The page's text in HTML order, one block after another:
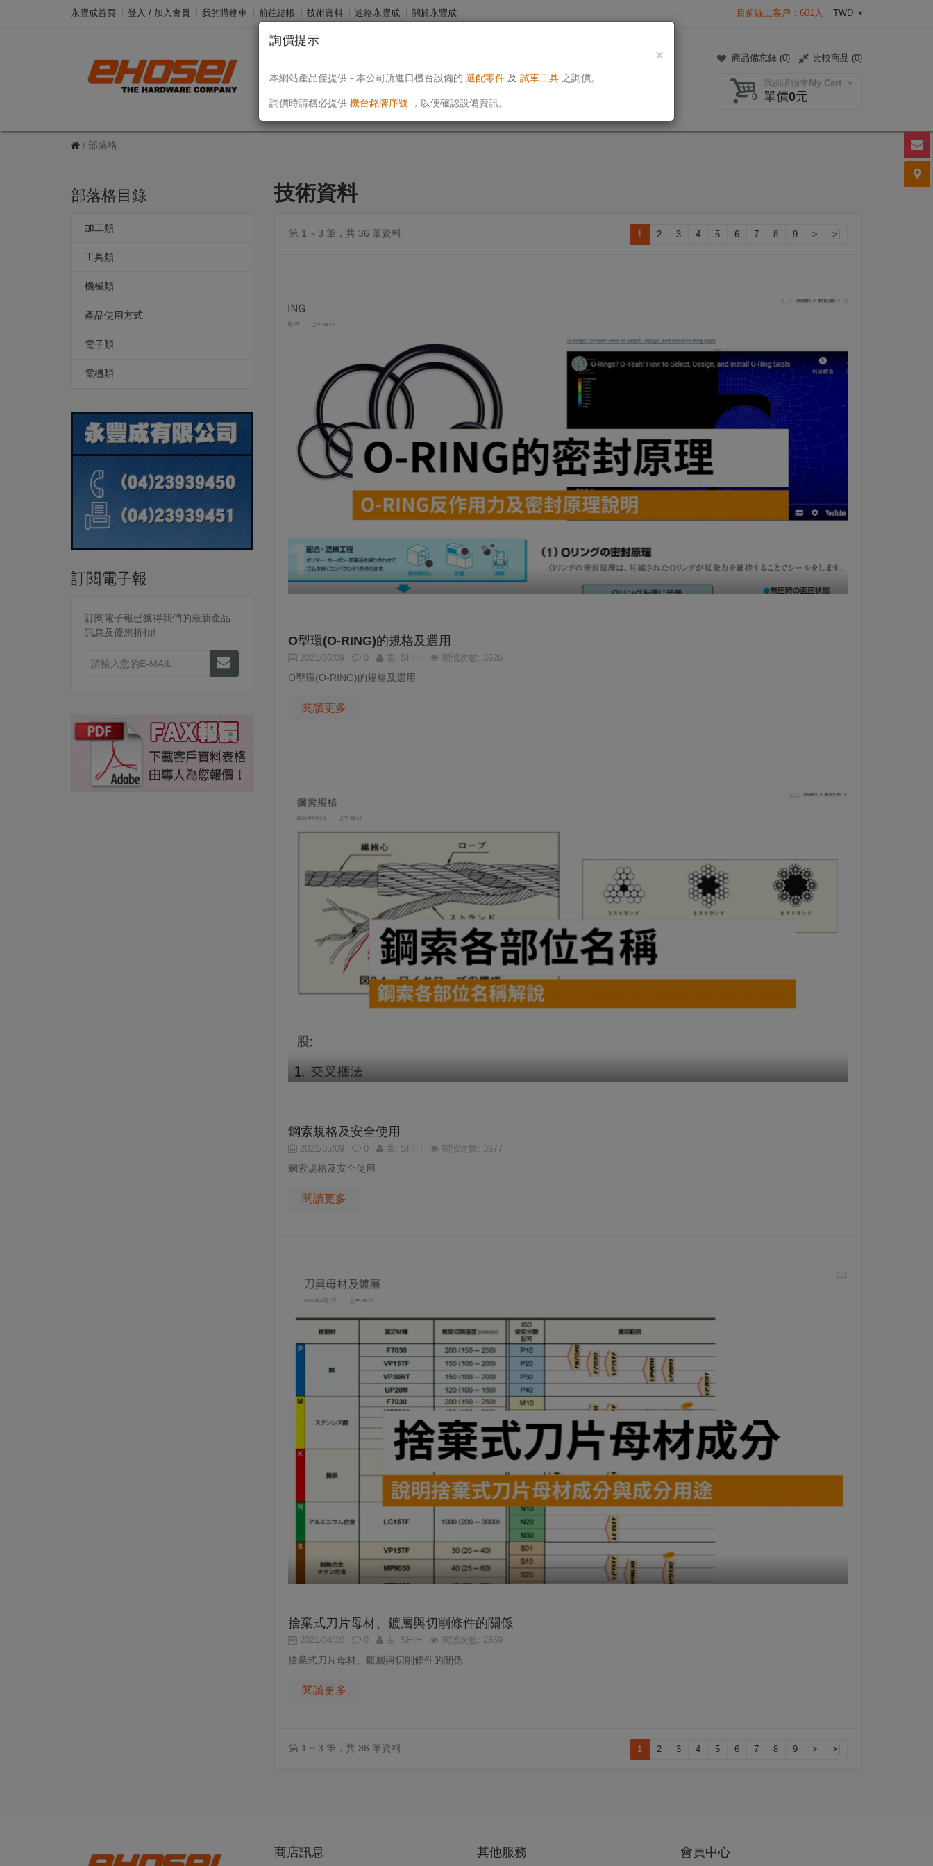
永豐成首頁 登入 / 加入會員 我的購物車 前往結帳 技術資料 連絡永豐成 關於永豐成 目前線上客戶：601人 TWD
永豐成有限公司 商品備忘錄 (0) 比較商品 (0)
我的購物車My Cart
0
單價0元
部落格
部落格目錄
加工類
工具類
機械類
產品使用方式
電子類
電機類
訂閱電子報
訂閱電子報已獲得我們的最新產品
訊息及優惠折扣!
技術資料
第 1 ~ 3 筆，共 36 筆資料 1 2 3 4 5 6 7 8 9 > >|
O型環(O-RING)的規格及選用
2021/05/09 0 由: SHIH 閱讀次數: 3626
O型環(O-RING)的規格及選用
閱讀更多
鋼索規格及安全使用
2021/05/09 0 由: SHIH 閱讀次數: 3677
鋼索規格及安全使用
閱讀更多
捨棄式刀片母材、鍍層與切削條件的關係
2021/04/10 0 由: SHIH 閱讀次數: 2859
捨棄式刀片母材、鍍層與切削條件的關係
閱讀更多
第 1 ~ 3 筆，共 36 筆資料 1 2 3 4 5 6 7 8 9 > >|
商店訊息 其他服務 會員中心
詢價提示
×
本網站產品僅提供 - 本公司所進口機台設備的 選配零件 及 試車工具 之詢價。
詢價時請務必提供 機台銘牌序號 ，以便確認設備資訊。